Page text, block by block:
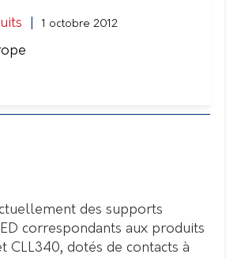
1 octobre 2012
des supports
correspondants aux produits
CLL340, dotés de contacts à